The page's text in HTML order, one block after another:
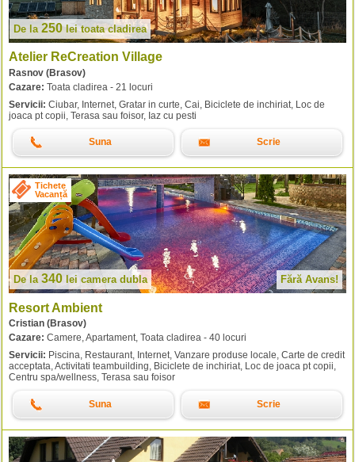
De la 250leitoata cladirea
Atelier ReCreation Village
Rasnov (Brasov)
Cazare: Toata cladirea - 21 locuri
Servicii: Ciubar, Internet, Gratar in curte, Cai, Biciclete de inchiriat, Loc de
joaca pt copii, Terasa sau foisor, Iaz cu pesti
Suna Scrie
Tichete
Vacanță
De la 340 lei camera dubla Fără Avans!
Resort Ambient
Cristian (Brasov)
Cazare: Camere, Apartament, Toata cladirea - 40 locuri
Servicii: Piscina, Restaurant, Internet, Vanzare produse locale, Carte de credit
acceptata, Activitati teambuilding, Biciclete de inchiriat, Loc de joaca pt copii,
Centru spa/wellness, Terasa sau foisor
Suna Scrie